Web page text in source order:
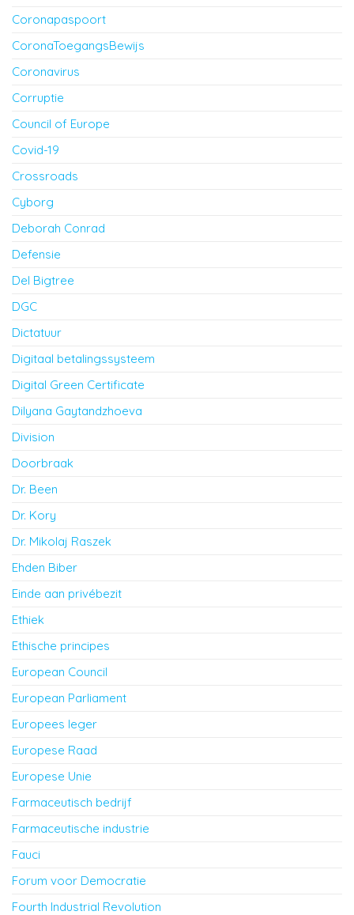
Coronapaspoort
CoronaToegangsBewijs
Coronavirus
Corruptie
Council of Europe
Covid-19
Crossroads
Cyborg
Deborah Conrad
Defensie
Del Bigtree
DGC
Dictatuur
Digitaal betalingssysteem
Digital Green Certificate
Dilyana Gaytandzhoeva
Division
Doorbraak
Dr. Been
Dr. Kory
Dr. Mikolaj Raszek
Ehden Biber
Einde aan privébezit
Ethiek
Ethische principes
European Council
European Parliament
Europees leger
Europese Raad
Europese Unie
Farmaceutisch bedrijf
Farmaceutische industrie
Fauci
Forum voor Democratie
Fourth Industrial Revolution